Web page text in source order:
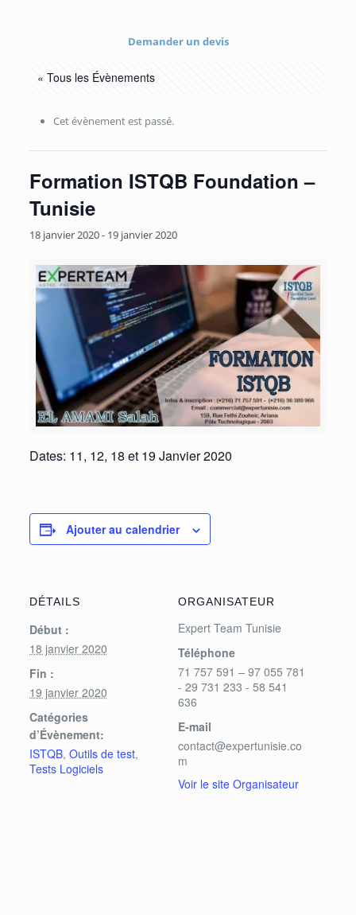
Demander un devis
« Tous les Évènements
Cet évènement est passé.
Formation ISTQB Foundation –
Tunisie
18 janvier 2020- 19 janvier 2020
Dates: 11, 12, 18 et 19 Janvier 2020
Ajouter au calendrier
DÉTAILS
Début :
18 janvier 2020
Fin :
19 janvier 2020
Catégories
d’Évènement:
ISTQB, Outils de test,
Tests Logiciels
ORGANISATEUR
Expert Team Tunisie
Téléphone
71 757 591 – 97 055 781
- 29 731 233 - 58 541
636
E-mail
contact@expertunisie.co
m
Voir le site Organisateur